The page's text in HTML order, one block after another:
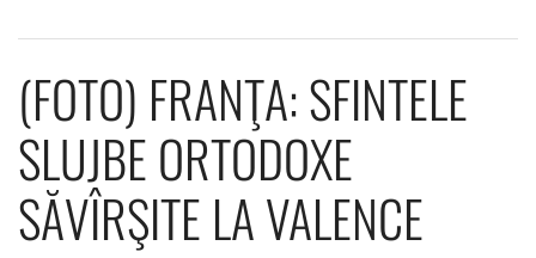
(FOTO) FRANŢA: SFINTELE
SLUJBE ORTODOXE
SĂVÎRŞITE LA VALENCE